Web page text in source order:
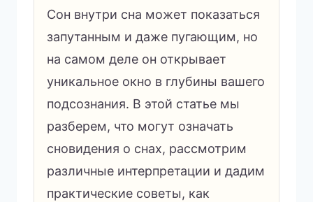
Сон внутри сна может показаться
запутанным и даже пугающим, но
на самом деле он открывает
уникальное окно в глубины вашего
подсознания. В этой статье мы
разберем, что могут означать
сновидения о снах, рассмотрим
различные интерпретации и дадим
практические советы, как